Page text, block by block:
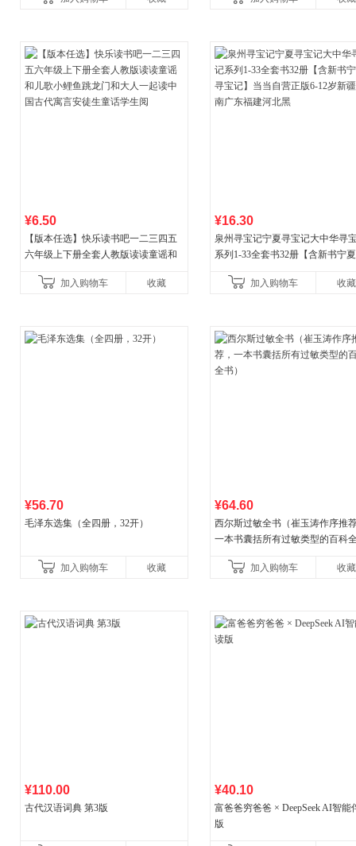
¥6.50
【版本任选】快乐读书吧一二三四五
六年级上下册全套人教版读读童谣和
古代寓言安徒生童话学生阅
加入购物车 收藏
¥16.30
泉州寻宝记宁夏寻宝记大中华寻
系列1-33全套书32册【含新书宁
广东福建河北黑
加入购物车 收藏
¥56.70
毛泽东选集（全四册，32开）
加入购物车 收藏
¥64.60
西尔斯过敏全书（崔玉涛作序推
一本书囊括所有过敏类型的百科
加入购物车
收藏
¥110.00
古代汉语词典 第3版
¥40.10
富爸爸穷爸爸 × DeepSeek AI智能
版